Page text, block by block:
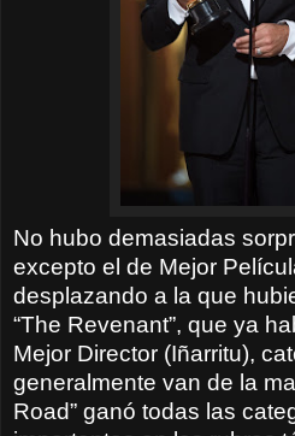
No hubo demasiadas
excepto el de Mejor
desplazando a la que
“The Revenant”, que ya
Mejor Director (Iñarritu),
generalmente van de la
Road” ganó todas las